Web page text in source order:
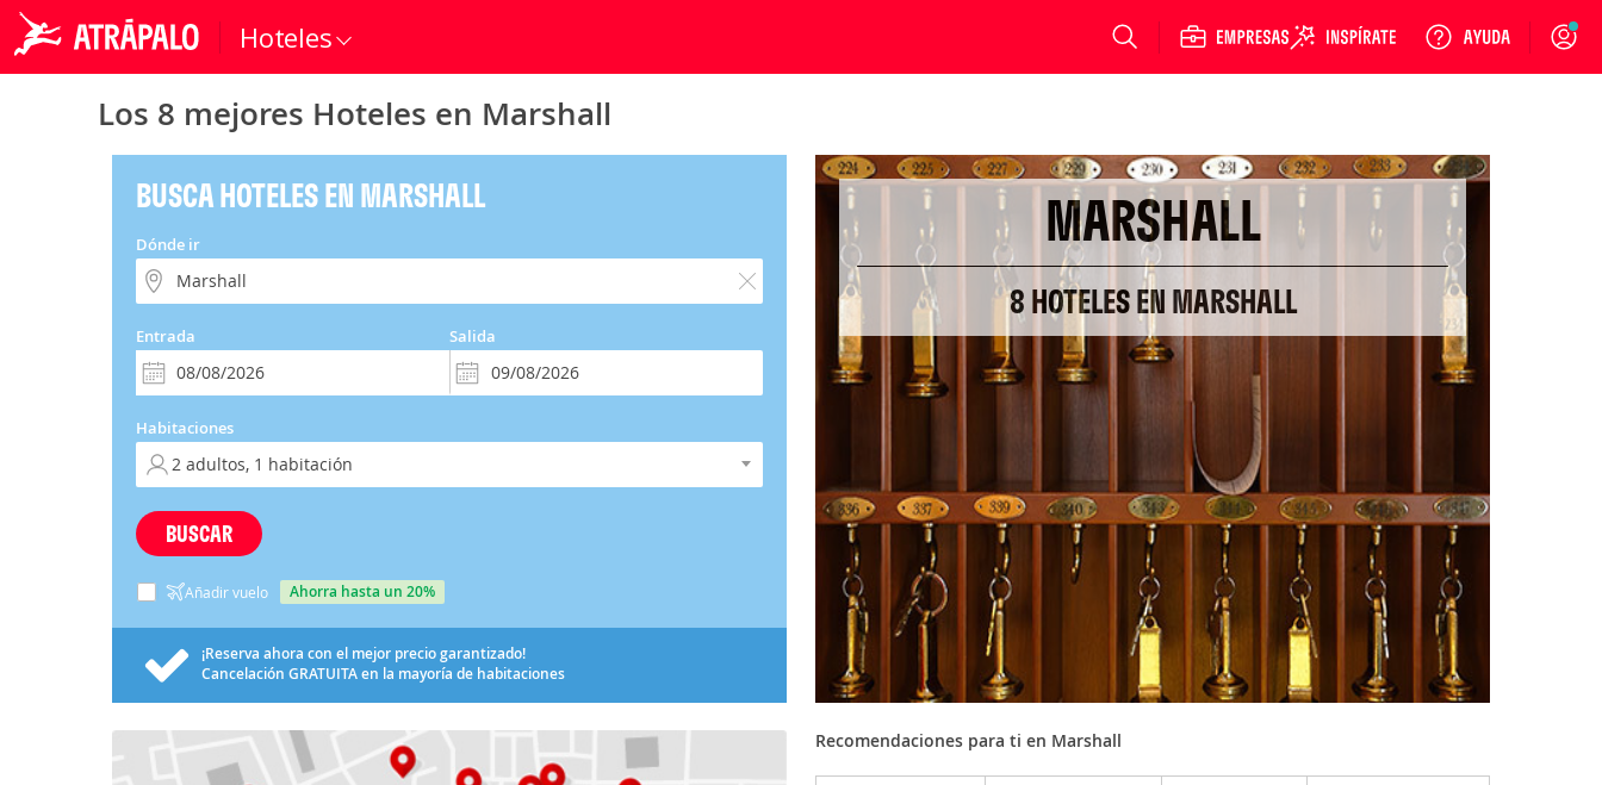
Hoteles Login
Los 8 mejores Hoteles en Marshall
BUSCA HOTELES EN MARSHALL
Dónde ir
Entrada Salida
Habitaciones
BUSCAR
Añadir vuelo ahorra hasta un 20%
¡Reserva ahora con el mejor precio garantizado!
Cancelación GRATUITAen la mayoría de habitaciones
MARSHALL
8 HOTELES EN MARSHALL
Recomendaciones para ti en Marshall